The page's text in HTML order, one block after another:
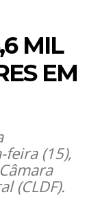
MIL
EM
feira (15),
(CLDF).